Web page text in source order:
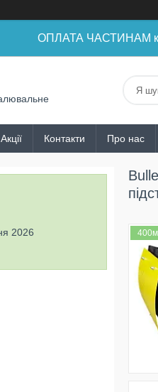
ОПЛАТА ЧАСТИНАМ
Акції Контакти Про нас
2026